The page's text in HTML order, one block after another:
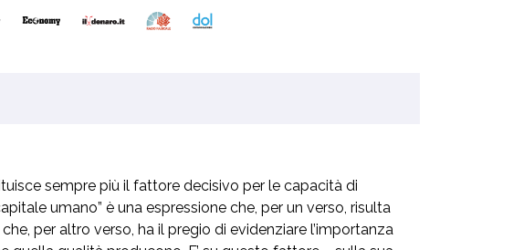
sempre più il fattore decisivo per le capacità di
umano” è una espressione che, per un verso, risulta
per altro verso, ha il pregio di evidenziare l’importanza